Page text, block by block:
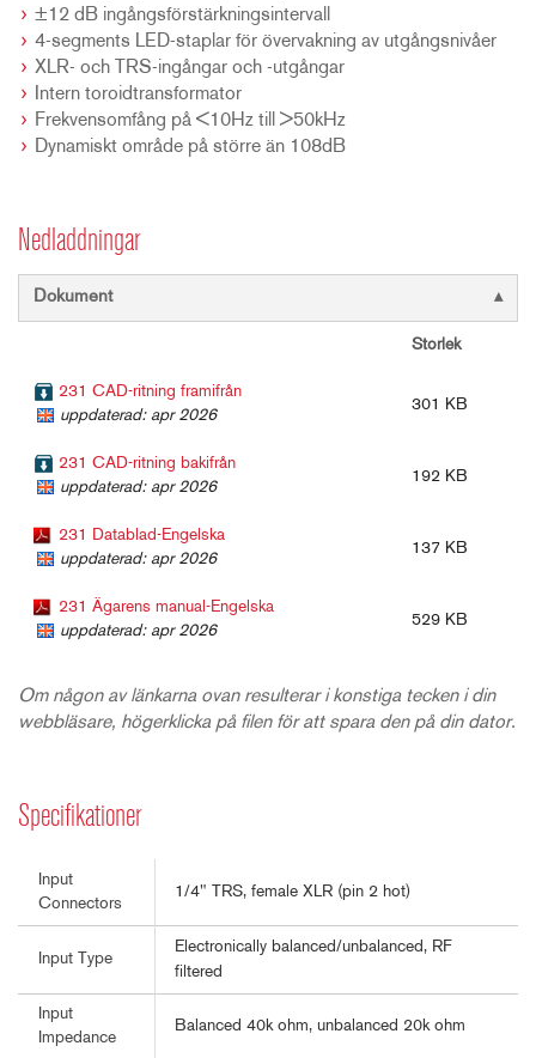
±12 dB ingångsförstärkningsintervall
4-segments LED-staplar för övervakning av utgångsnivåer
XLR- och TRS-ingångar och -utgångar
Intern toroidtransformator
Frekvensomfång på <10Hz till >50kHz
Dynamiskt område på större än 108dB
Nedladdningar
Dokument
Storlek
231 CAD-ritning framifrån
uppdaterad: apr 2026
301 KB
231 CAD-ritning bakifrån
uppdaterad: apr 2026
192 KB
231 Datablad-Engelska
uppdaterad: apr 2026
137 KB
231 Ägarens manual-Engelska
uppdaterad: apr 2026
529 KB
Om någon av länkarna ovan resulterar i konstiga tecken i din
webbläsare, högerklicka på filen för att spara den på din dator.
Specifikationer
Input
Connectors
1/4" TRS, female XLR (pin 2 hot)
Input Type
Electronically balanced/unbalanced, RF
filtered
Input
Impedance
Balanced 40k ohm, unbalanced 20k ohm